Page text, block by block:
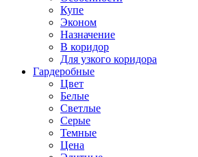
Купе
Эконом
Назначение
В коридор
Для узкого коридора
Гардеробные
Цвет
Белые
Светлые
Серые
Темные
Цена